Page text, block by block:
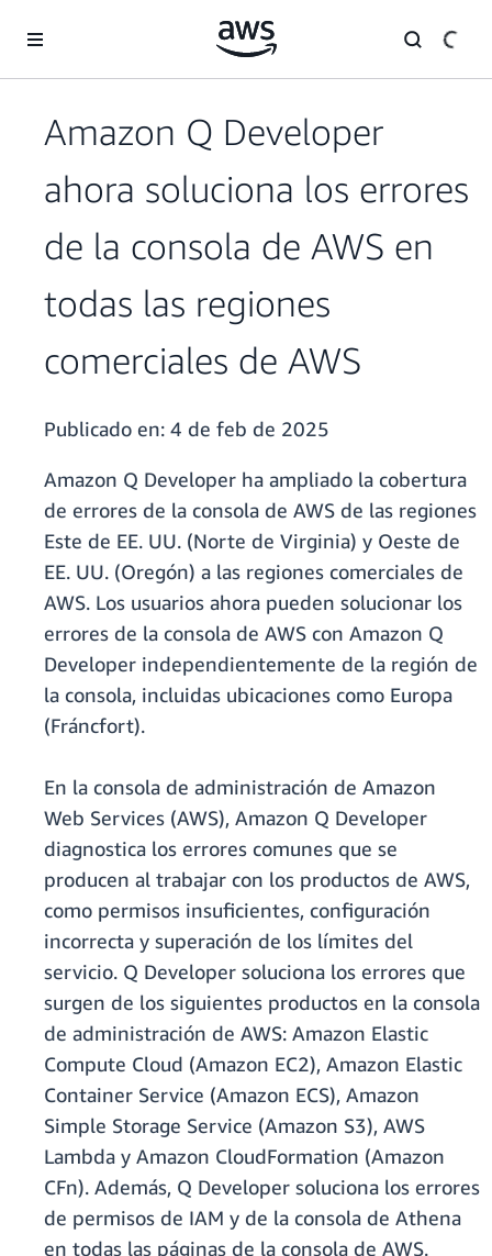
Amazon Q Developer
ahora soluciona los errores
de la consola de AWS en
todas las regiones
comerciales de AWS
Publicado en: 4 de feb de 2025
Amazon Q Developer ha ampliado la cobertura
de errores de la consola de AWS de las regiones
Este de EE. UU. (Norte de Virginia) y Oeste de
EE. UU. (Oregón) a las regiones comerciales de
AWS. Los usuarios ahora pueden solucionar los
errores de la consola de AWS con Amazon Q
Developer independientemente de la región de
la consola, incluidas ubicaciones como Europa
(Fráncfort).
En la consola de administración de Amazon
Web Services (AWS), Amazon Q Developer
diagnostica los errores comunes que se
producen al trabajar con los productos de AWS,
como permisos insuficientes, configuración
incorrecta y superación de los límites del
servicio. Q Developer soluciona los errores que
surgen de los siguientes productos en la consola
de administración de AWS: Amazon Elastic
Compute Cloud (Amazon EC2), Amazon Elastic
Container Service (Amazon ECS), Amazon
Simple Storage Service (Amazon S3), AWS
Lambda y Amazon CloudFormation (Amazon
CFn). Además, Q Developer soluciona los errores
de permisos de IAM y de la consola de Athena
en todas las páginas de la consola de AWS.